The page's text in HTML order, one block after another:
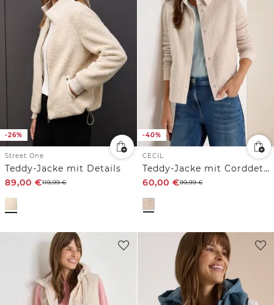
-26%
Street One
Teddy-Jacke mit Details
89,00 €119,99€
-40%
CECIL
Teddy-Jacke mit Corddetails
60,00 €99,99€